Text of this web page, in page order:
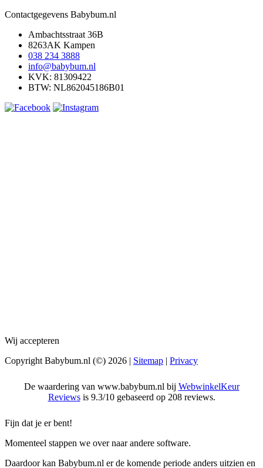
Contactgegevens Babybum.nl
Ambachtsstraat 36B
8263AK Kampen
038 234 3888
info@babybum.nl
KVK: 81309422
BTW: NL862045186B01
Wij accepteren
Copyright Babybum.nl (©) 2026 | Sitemap | Privacy
De waardering van www.babybum.nl bij WebwinkelKeur
Reviewsis 9.3/10 gebaseerd op 208 reviews.
Fijn dat je er bent!
Momenteel stappen we over naar andere software.
Daardoor kan Babybum.nl er de komende periode anders uitzien en